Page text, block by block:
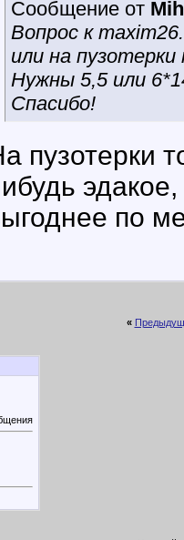
Сообщение от
Вопрос к
или на
Нужны 5,5 или
Спасибо!
пузотерки
по
«